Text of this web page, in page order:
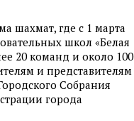
шахмат, где с 1 марта
школ «Белая
20 команд и около 100
и представителям
Собрания
города